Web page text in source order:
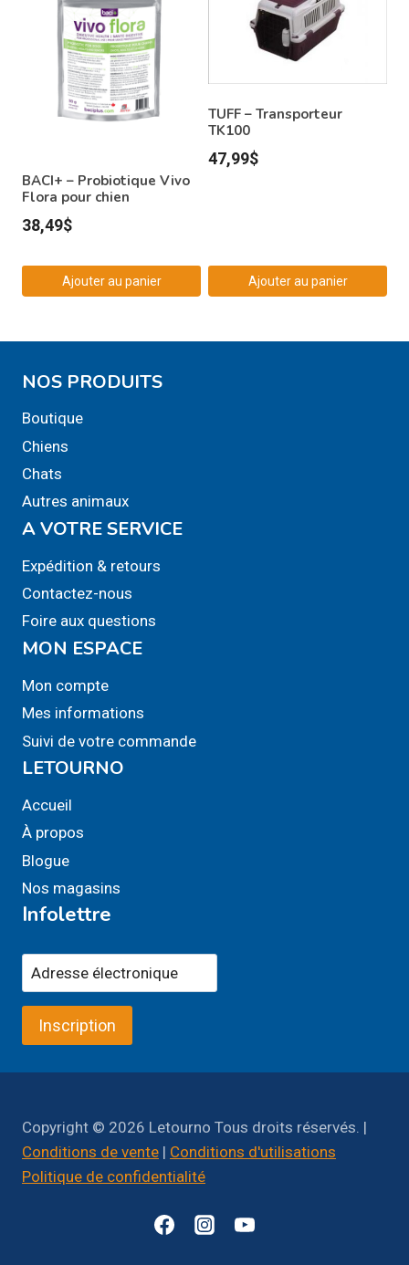
BACI+ – Probiotique Vivo
Flora pour chien
38,49$
Ajouter au panier
TUFF – Transporteur
TK100
47,99$
Ajouter au panier
NOS PRODUITS
Boutique
Chiens
Chats
Autres animaux
A VOTRE SERVICE
Expédition & retours
Contactez-nous
Foire aux questions
MON ESPACE
Mon compte
Mes informations
Suivi de votre commande
LETOURNO
Accueil
À propos
Blogue
Nos magasins
Infolettre
Inscription
Copyright © 2026 Letourno Tous droits réservés. |
Conditions de vente | Conditions d'utilisations
Politique de confidentialité